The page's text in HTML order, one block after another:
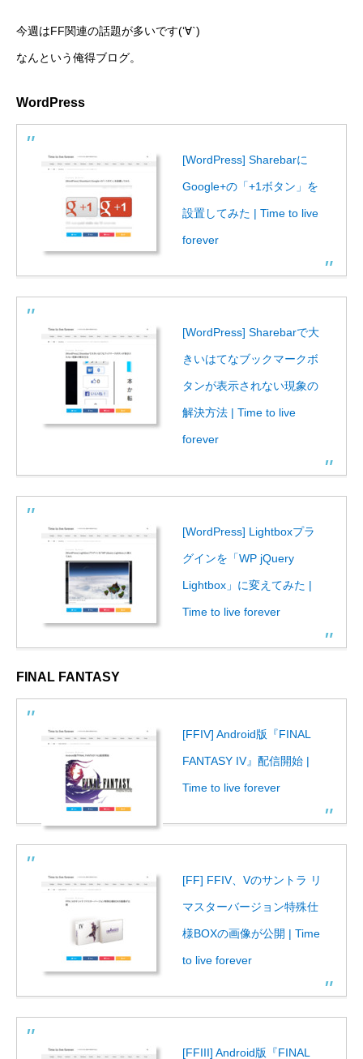
今週はFF関連の話題が多いです(‘∀`)
なんという俺得ブログ。
WordPress
[WordPress] Sharebarに
Google+の「+1ボタン」を
設置してみた | Time to live
forever
[WordPress] Sharebarで大
きいはてなブックマークボ
タンが表示されない現象の
解決方法 | Time to live
forever
[WordPress] Lightboxプラ
グインを「WP jQuery
Lightbox」に変えてみた |
Time to live forever
FINAL FANTASY
[FFIV] Android版『FINAL
FANTASY IV』配信開始 |
Time to live forever
[FF] FFIV、Vのサントラ リ
マスターバージョン特殊仕
様BOXの画像が公開 | Time
to live forever
[FFIII] Android版『FINAL